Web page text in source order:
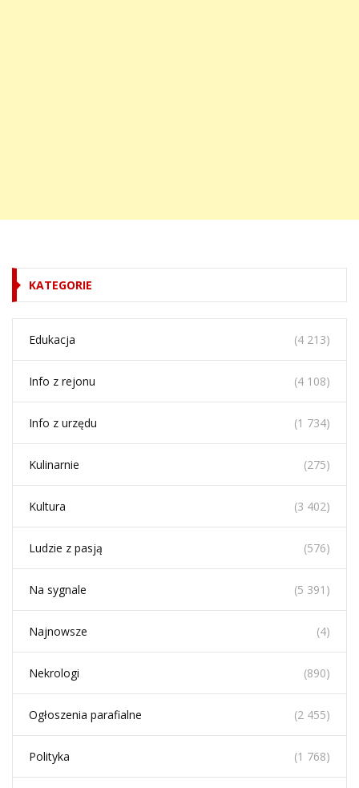
KATEGORIE
Edukacja (4 213)
Info z rejonu (4 108)
Info z urzędu (1 734)
Kulinarnie (275)
Kultura (3 402)
Ludzie z pasją (576)
Na sygnale (5 391)
Najnowsze (4)
Nekrologi (890)
Ogłoszenia parafialne (2 455)
Polityka (1 768)